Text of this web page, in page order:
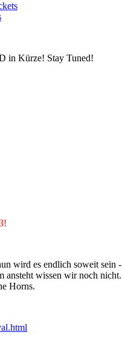
in Kürze! Stay Tuned!
wird es endlich soweit
ansteht wissen wir noch
Horns.